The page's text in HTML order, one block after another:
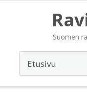
Suomen